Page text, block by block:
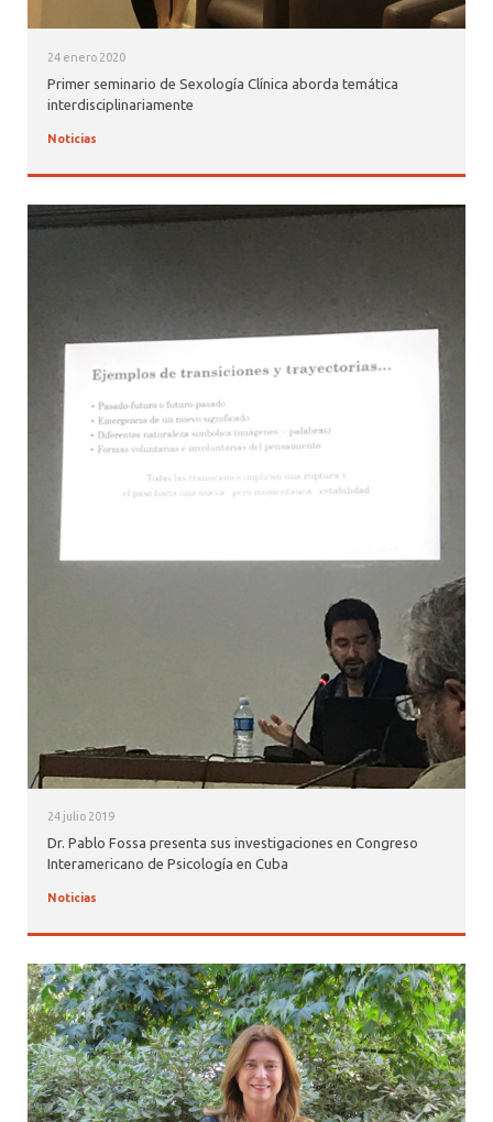
24 enero 2020
Primer seminario de Sexología Clínica aborda temática
interdisciplinariamente
Noticias
24 julio 2019
Dr. Pablo Fossa presenta sus investigaciones en Congreso
Interamericano de Psicología en Cuba
Noticias